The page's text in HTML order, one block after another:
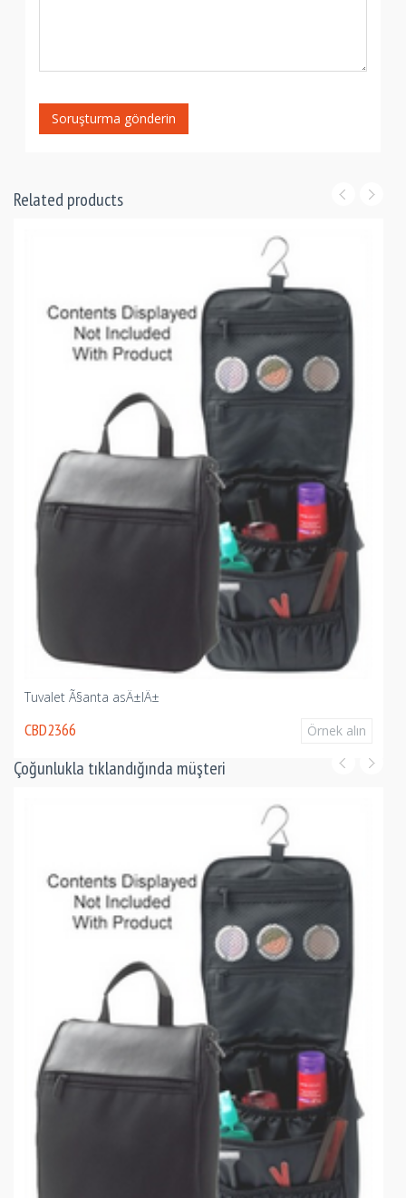
Soruşturma gönderin
Related products
Tuvalet Ã§anta asÄ±lÄ±
CBD2366 Örnek alın
Çoğunlukla tıklandığında müşteri